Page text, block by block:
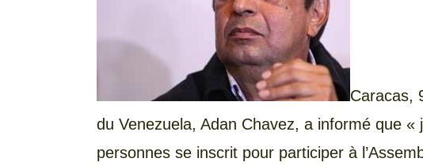
Caracas,
du Venezuela, Adan Chavez, a informé que «
personnes se inscrit pour participer à